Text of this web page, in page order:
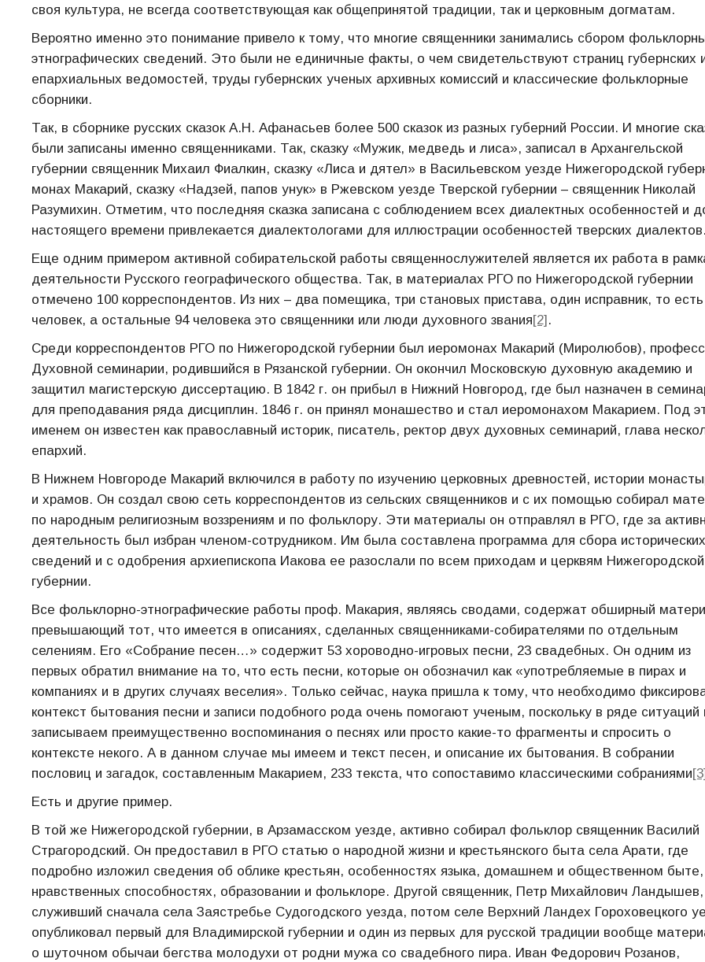
своя культура, не всегда соответствующая как общепринятой традиции, так и церковным догматам.
Вероятно именно это понимание привело к тому, что многие священники занимались сбором
этнографических сведений. Это были не единичные факты, о чем свидетельствуют страниц губернских
епархиальных ведомостей, труды губернских ученых архивных комиссий и классические фольклорные
сборники.
Так, в сборнике русских сказок А.Н. Афанасьев более 500 сказок из разных губерний России. И многие
были записаны именно священниками. Так, сказку «Мужик, медведь и лиса», записал в Архангельской
губернии священник Михаил Фиалкин, сказку «Лиса и дятел» в Васильевском уезде Нижегородской
монах Макарий, сказку «Надзей, папов унук» в Ржевском уезде Тверской губернии – священник Николай
Разумихин. Отметим, что последняя сказка записана с соблюдением всех диалектных особенностей и
настоящего времени привлекается диалектологами для иллюстрации особенностей тверских диалектов.
Еще одним примером активной собирательской работы священнослужителей является их работа в
деятельности Русского географического общества. Так, в материалах РГО по Нижегородской губернии
отмечено 100 корреспондентов. Из них – два помещика, три становых пристава, один исправник, то
человек, а остальные 94 человека это священники или люди духовного звания[2].
Среди корреспондентов РГО по Нижегородской губернии был иеромонах Макарий (Миролюбов),
Духовной семинарии, родившийся в Рязанской губернии. Он окончил Московскую духовную академию и
защитил магистерскую диссертацию. В 1842 г. он прибыл в Нижний Новгород, где был назначен в
для преподавания ряда дисциплин. 1846 г. он принял монашество и стал иеромонахом Макарием. Под
именем он известен как православный историк, писатель, ректор двух духовных семинарий, глава
епархий.
В Нижнем Новгороде Макарий включился в работу по изучению церковных древностей, истории
и храмов. Он создал свою сеть корреспондентов из сельских священников и с их помощью собирал
по народным религиозным воззрениям и по фольклору. Эти материалы он отправлял в РГО, где за
деятельность был избран членом-сотрудником. Им была составлена программа для сбора исторических
сведений и с одобрения архиепископа Иакова ее разослали по всем приходам и церквям Нижегородской
губернии.
Все фольклорно-этнографические работы проф. Макария, являясь сводами, содержат обширный
превышающий тот, что имеется в описаниях, сделанных священниками-собирателями по отдельным
селениям. Его «Собрание песен…» содержит 53 хороводно-игровых песни, 23 свадебных. Он одним из
первых обратил внимание на то, что есть песни, которые он обозначил как «употребляемые в пирах и
компаниях и в других случаях веселия». Только сейчас, наука пришла к тому, что необходимо
контекст бытования песни и записи подобного рода очень помогают ученым, поскольку в ряде
записываем преимущественно воспоминания о песнях или просто какие-то фрагменты и спросить о
контексте некого. А в данном случае мы имеем и текст песен, и описание их бытования. В собрании
пословиц и загадок, составленным Макарием, 233 текста, что сопоставимо классическими собраниями
Есть и другие пример.
В той же Нижегородской губернии, в Арзамасском уезде, активно собирал фольклор священник Василий
Страгородский. Он предоставил в РГО статью о народной жизни и крестьянского быта села Арати, где
подробно изложил сведения об облике крестьян, особенностях языка, домашнем и общественном быте,
нравственных способностях, образовании и фольклоре. Другой священник, Петр Михайлович Ландышев,
служивший сначала села Заястребье Судогодского уезда, потом селе Верхний Ландех Гороховецкого
опубликовал первый для Владимирской губернии и один из первых для русской традиции вообще
о шуточном обычаи бегства молодухи от родни мужа со свадебного пира. Иван Федорович Розанов,